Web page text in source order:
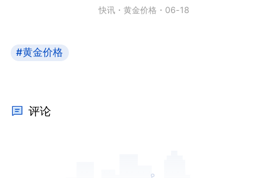
快讯 ・黄金价格 ・ 06-18
#黄金价格
评论